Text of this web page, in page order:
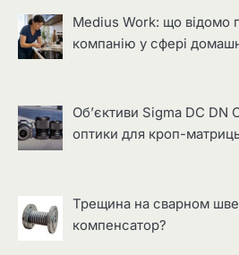
Medius Work: що відомо
компанію у сфері
Об’єктиви Sigma DC DN
оптики для кроп-
Трещина на сварном
компенсатор?